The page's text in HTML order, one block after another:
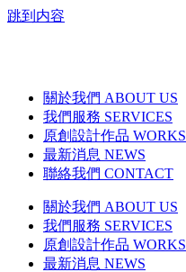
跳到内容
關於我們 ABOUT US
我們服務 SERVICES
原創設計作品 WORKS
最新消息 NEWS
聯絡我們 CONTACT
關於我們 ABOUT US
我們服務 SERVICES
原創設計作品 WORKS
最新消息 NEWS